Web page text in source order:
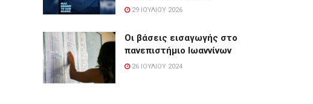
29 ΙΟΥΛΊΟΥ 2026
Οι βάσεις εισαγωγής στο
πανεπιστήμιο Ιωαννίνων
26 ΙΟΥΛΊΟΥ 2024